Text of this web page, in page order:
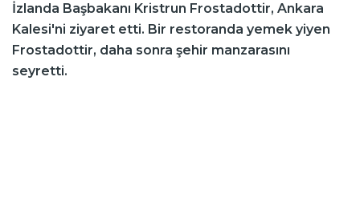
İzlanda Başbakanı Kristrun Frostadottir, Ankara
Kalesi'ni ziyaret etti. Bir restoranda yemek yiyen
Frostadottir, daha sonra şehir manzarasını
seyretti.